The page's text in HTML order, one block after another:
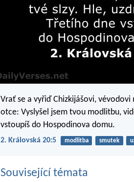
Vrať se a vyřiď Chizkijášovi,
otce: Vyslyšel jsem tvou modlitbu,
vstoupíš do Hospodinova domu.
2. Královská 20:5 modlitba smutek
Související témata